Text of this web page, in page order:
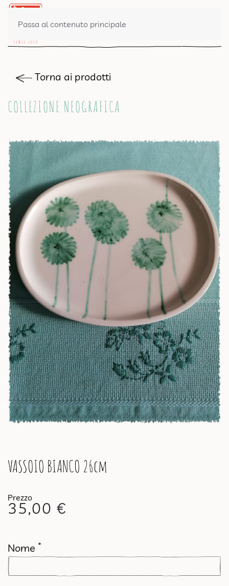
Passa al contenuto principale
Torna ai prodotti
COLLEZIONE NEOGRAFICA
VASSOIO BIANCO 26cm
35,00 €
Nome *